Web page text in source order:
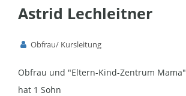
Astrid Lechleitner
Obfrau/ Kursleitung
Obfrau und "Eltern-Kind-Zentrum Mama"
hat 1 Sohn